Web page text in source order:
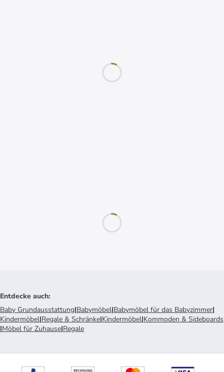
Entdecke auch:
Baby Grundausstattung|Babymöbel|Babymöbel für das Babyzimmer|
Kindermöbel|Regale & Schränke|Kindermöbel|Kommoden & Sideboards
|Möbel für Zuhause|Regale